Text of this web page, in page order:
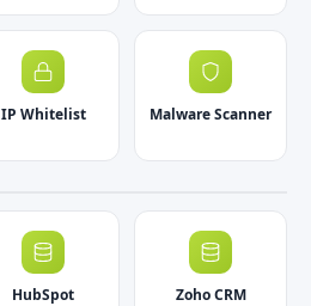
IP Whitelist Malware Scanner
HubSpot Zoho CRM